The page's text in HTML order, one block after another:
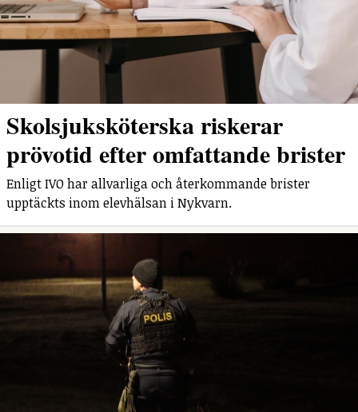
Skolsjuksköterska riskerar
prövotid efter omfattande brister
Enligt IVO har allvarliga och återkommande brister
upptäckts inom elevhälsan i Nykvarn.